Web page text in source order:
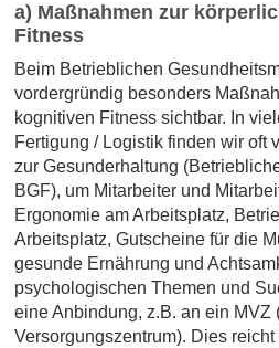
a) Maßnahmen zur
Fitness
Beim Betrieblichen
vordergründig besonders
kognitiven Fitness sichtbar. In
Fertigung / Logistik finden wir oft
zur Gesunderhaltung
BGF), um Mitarbeiter und
Ergonomie am Arbeitsplatz,
Arbeitsplatz, Gutscheine für die
gesunde Ernährung und
psychologischen Themen und
eine Anbindung, z.B. an ein MVZ
Versorgungszentrum). Dies reicht